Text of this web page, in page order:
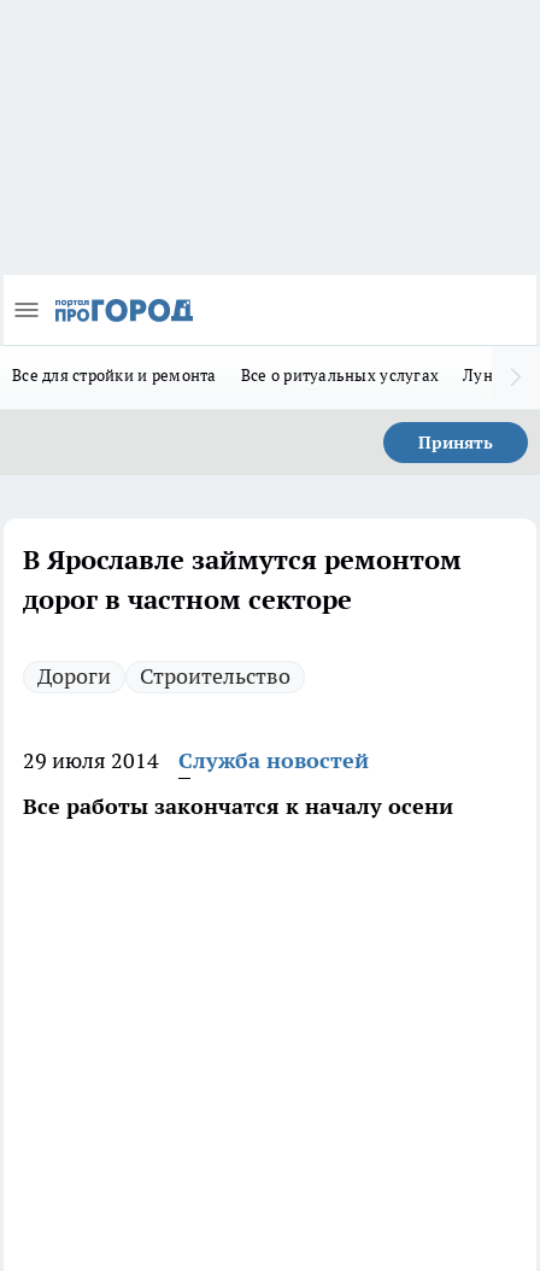
Все для стройки и ремонта Все о ритуальных услугах Лунно-
Принять
В Ярославле займутся ремонтом
дорог в частном секторе
Дороги Строительство
29 июля 2014
Служба новостей
Все работы закончатся к началу осени